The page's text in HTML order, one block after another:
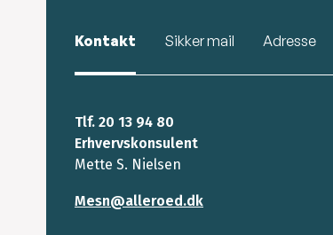
Kontakt Sikker mail Adresse
Tlf. 20 13 94 80
Erhvervskonsulent
Mette S. Nielsen
Mesn@alleroed.dk